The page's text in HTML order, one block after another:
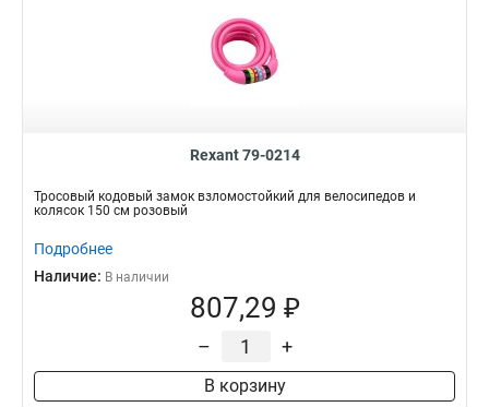
Rexant 79-0214
Тросовый кодовый замок взломостойкий для велосипедов и
колясок 150 см розовый
Подробнее
Наличие: В наличии
807,29 ₽
– +
В корзину